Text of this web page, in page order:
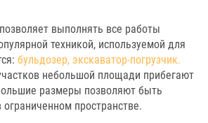
выполнять все работы
техникой, используемой для
бульдозер, экскаватор-погрузчик.
небольшой площади прибегают
размеры позволяют быть
пространстве.